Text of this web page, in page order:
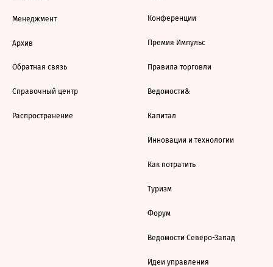
Менеджмент
Архив
Обратная связь
Справочный центр
Распространение
Конференции
Премия Импульс
Правила торговли
Ведомости&
Капитал
Инновации и технологии
Как потратить
Туризм
Форум
Ведомости Северо-Запад
Идеи управления